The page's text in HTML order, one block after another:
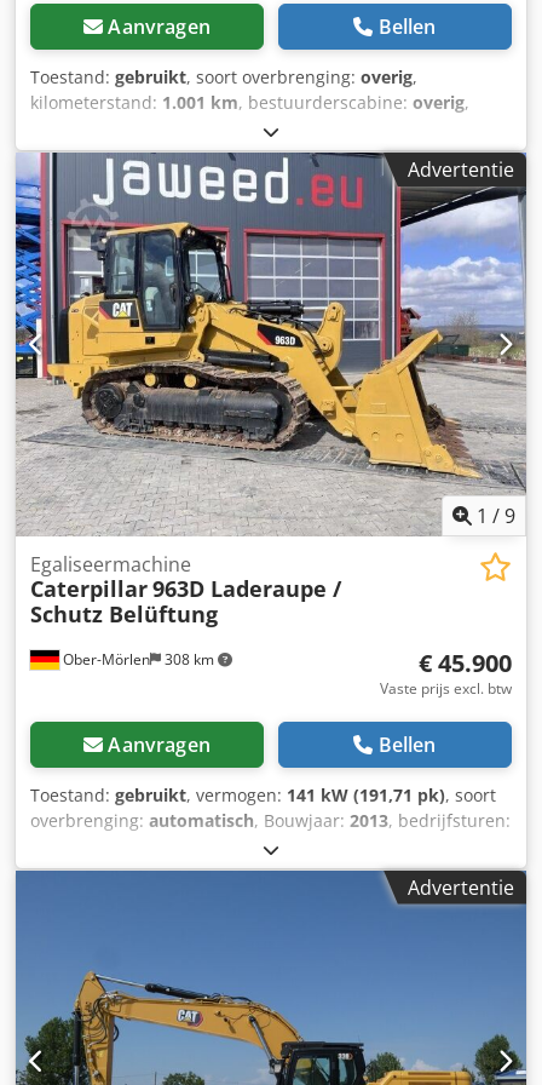
nieuwe TÜV-keuring, zonder nieuwe DGUV, zonder nieuwe
SP, zonder nieuwe UVV. Meer vrachtwagens vindt u op
onze homepage onder Wij spreken de volgende talen:
Duits, Engels, Pools, Turks Opmerking: Wij bieden en
raden dringend aan de goederen te bezichtigen en te
inspecteren, zodat er geen misverstanden ontstaan over
de staat en geschiktheid. Bezichtiging en inspecties zijn op
afspraak te allen tijde mogelijk en uitdrukkelijk gewenst.
Alle informatie is zonder garantie. Fouten en vergissingen
in het aanbod voorbehouden. De koper is verplicht zich
persoonlijk van de staat en uitrusting van de
goederen/voertuigen te overtuigen. Wijzigingen,
tussentijdse verkoop en vergissingen voorbehouden.
Aanvragen Bellen
Toestand: gebruikt, soort overbrenging: overig,
kilometerstand: 1.001 km, bestuurderscabine: overig,
Voertuiglocatie: Bovenden, Opbouw: voor grader
INFORMATIE OVER TOEBEHOREN ZONDER GARANTIE,
wijzigingen, tussentijdse verkoop en fouten voorbehouden.
Djdpfx Aei Rphcombock
Advertentie
1 /9
Ober-Mörlen 308 km
Egaliseermachine
Caterpillar963D Laderaupe /
Schutz Belüftung
€ 45.900
Vaste prijs excl. btw
Aanvragen Bellen
Toestand: gebruikt, vermogen: 141 kW (191,71 pk), soort
overbrenging: automatisch, Bouwjaar: 2013, bedrijfsturen:
, Aandrijving: Rups Leeggewicht: 20.220 kg Neem
contact op met Emal Jaweed voor meer informatie. CAT,
beschermde cabine met ventilatie, 963D, bouwjaar: 2013,
cilinderinhoud: 6,6 l, max. snelheid: 10 km/u, radio,
airconditioning, USB / AUX, audiosysteem,
achteruitrijcamera, stalen rupsen, interieurverlichting,
werklampen, stopcontact: 12V, video beschikbaar, in zeer
goede staat! Overige informatie: Dcodpsyn Nf Defx Ambsk
Advertentie